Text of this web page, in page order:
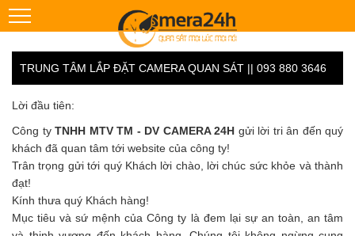
TRUNG TÂM LẮP ĐẶT CAMERA QUAN SÁT || 093 880 3646
Lời đầu tiên:
Công ty TNHH MTV TM - DV CAMERA 24H gửi lời tri ân đến quý
khách đã quan tâm tới website của công ty!
Trân trọng gửi tới quý Khách lời chào, lời chúc sức khỏe và thành
đạt!
Kính thưa quý Khách hàng!
Mục tiêu và sứ mệnh của Công ty là đem lại sự an toàn, an tâm